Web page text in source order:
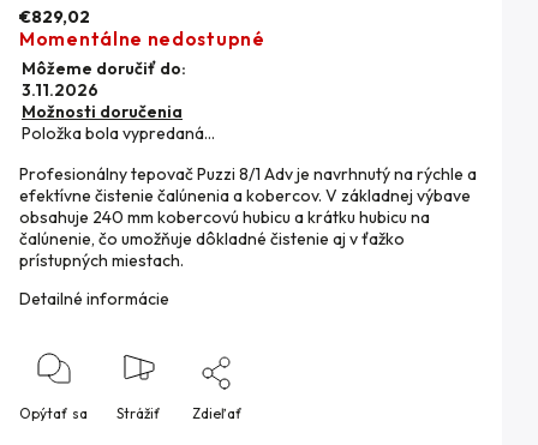
€829,02
Momentálne nedostupné
Môžeme doručiť do:
3.11.2026
Možnosti doručenia
Položka bola vypredaná…
Profesionálny tepovač Puzzi 8/1 Adv je navrhnutý na rýchle a
efektívne čistenie čalúnenia a kobercov. V základnej výbave
obsahuje 240 mm kobercovú hubicu a krátku hubicu na
čalúnenie, čo umožňuje dôkladné čistenie aj v ťažko
prístupných miestach.
Detailné informácie
Opýtať sa Strážiť Zdieľať